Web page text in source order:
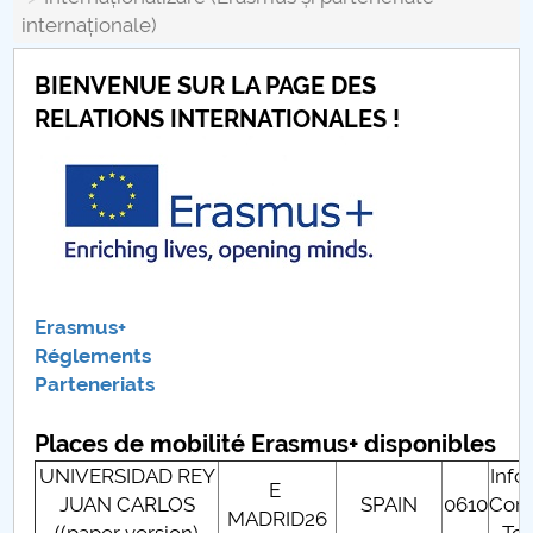
Informations sur l'admission
Români de pretutindeni - ADMITERE
Sénat universitaire
STUDENTI CUP
Relations publiques
Relations Internationales
internaționale)
BIENVENUE SUR LA PAGE DES
RELATIONS INTERNATIONALES !
Erasmus+
Réglements
Parteneriats
Places de mobilité Erasmus+ disponibles
UNIVERSIDAD REY
JUAN CARLOS
E
MADRID26
SPAIN 0610